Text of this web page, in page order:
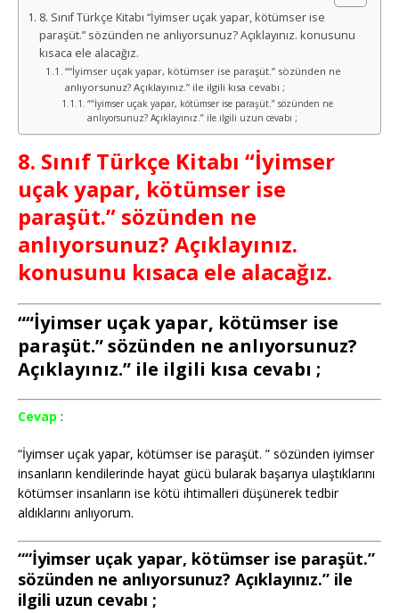
8. Sınıf Türkçe Kitabı “İyimser uçak yapar, kötümser ise
paraşüt.” sözünden ne anlıyorsunuz? Açıklayınız. konusunu
kısaca ele alacağız.
““İyimser uçak yapar, kötümser ise paraşüt.” sözünden ne
anlıyorsunuz? Açıklayınız.” ile ilgili kısa cevabı ;
““İyimser uçak yapar, kötümser ise paraşüt.” sözünden ne
anlıyorsunuz? Açıklayınız.” ile ilgili uzun cevabı ;
8. Sınıf Türkçe Kitabı “İyimser
uçak yapar, kötümser ise
paraşüt.” sözünden ne
anlıyorsunuz? Açıklayınız.
konusunu kısaca ele alacağız.
““İyimser uçak yapar, kötümser ise
paraşüt.” sözünden ne anlıyorsunuz?
Açıklayınız.” ile ilgili kısa cevabı ;
Cevap :
“İyimser uçak yapar, kötümser ise paraşüt. ” sözünden iyimser
insanların kendilerinde hayat gücü bularak başarıya ulaştıklarını
kötümser insanların ise kötü ihtimalleri düşünerek tedbir
aldıklarını anlıyorum.
““İyimser uçak yapar, kötümser ise paraşüt.”
sözünden ne anlıyorsunuz? Açıklayınız.” ile
ilgili uzun cevabı ;